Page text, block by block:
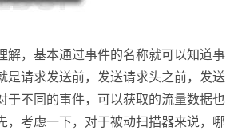
解，基本通过事件的名称就可以知道事
是请求发送前，发送请求头之前，发送
于不同的事件，可以获取的流量数据也
，考虑一下，对于被动扫描器来说，哪